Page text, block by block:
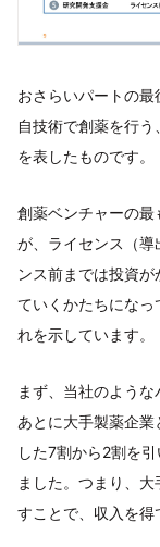
おさらいパートの
自技術で創薬を行
を表したものです。
創薬ベンチャーの
が、ライセンス（
ンス前までは投資
ていくかたちにな
れを示しています。
まず、当社のよう
あとに大手製薬企
した7割から2割を
ました。つまり、
すことで、収入を得